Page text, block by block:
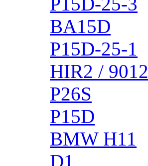
BA15D
P15D-25-1
HIR2 / 9012
P26S
P15D
BMW H11
D1